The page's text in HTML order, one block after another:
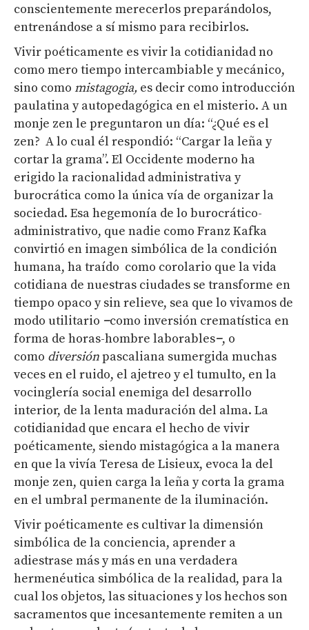
conscientemente merecerlos preparándolos,
entrenándose a sí mismo para recibirlos.
Vivir poéticamente es vivir la cotidianidad no
como mero tiempo intercambiable y mecánico,
sino como mistagogia, es decir como introducción
paulatina y autopedagógica en el misterio. A un
monje zen le preguntaron un día: “¿Qué es el
zen? A lo cual él respondió: “Cargar la leña y
cortar la grama”. El Occidente moderno ha
erigido la racionalidad administrativa y
burocrática como la única vía de organizar la
sociedad. Esa hegemonía de lo burocrático-
administrativo, que nadie como Franz Kafka
convirtió en imagen simbólica de la condición
humana, ha traído como corolario que la vida
cotidiana de nuestras ciudades se transforme en
tiempo opaco y sin relieve, sea que lo vivamos de
modo utilitario −como inversión crematística en
forma de horas-hombre laborables−, o
como diversiónpascaliana sumergida muchas
veces en el ruido, el ajetreo y el tumulto, en la
vocinglería social enemiga del desarrollo
interior, de la lenta maduración del alma. La
cotidianidad que encara el hecho de vivir
poéticamente, siendo mistagógica a la manera
en que la vivía Teresa de Lisieux, evoca la del
monje zen, quien carga la leña y corta la grama
en el umbral permanente de la iluminación.
Vivir poéticamente es cultivar la dimensión
simbólica de la conciencia, aprender a
adiestrase más y más en una verdadera
hermenéutica simbólica de la realidad, para la
cual los objetos, las situaciones y los hechos son
sacramentos que incesantemente remiten a un